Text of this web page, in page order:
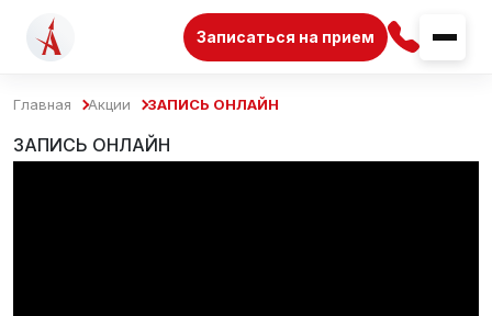
Записаться на прием
Главная Акции ЗАПИСЬ ОНЛАЙН
ЗАПИСЬ ОНЛАЙН